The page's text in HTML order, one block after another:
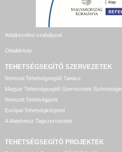
Adatkezelési szabályzat
Oldaltérkép
TEHETSÉGSEGÍTŐ SZERVEZETEK
Nemzeti Tehetségsegítő Tanács
Magyar Tehetségsegítő Szervezetek Szövetsége
Nemzeti Tehetségpont
Európai Tehetségközpont
A Matehetsz Tagszervezetei
TEHETSÉGSEGÍTŐ PROJEKTEK